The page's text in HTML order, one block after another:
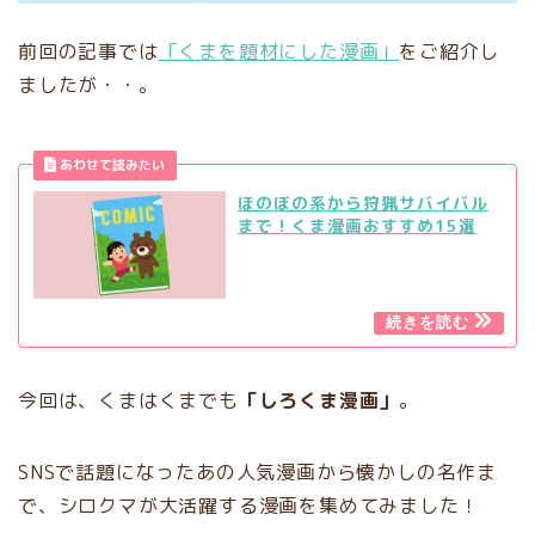
前回の記事では 「くまを題材にした漫画」 をご紹介し
ましたが・・。
ほのぼの系から狩猟サバイバル
まで！くま漫画おすすめ15選
今回は、くまはくまでも 「しろくま漫画」 。
SNSで話題になったあの人気漫画から懐かしの名作ま
で、シロクマが大活躍する漫画を集めてみました！